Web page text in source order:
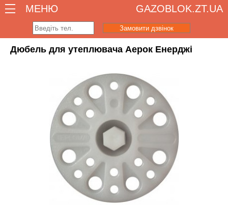
МЕНЮ GAZOBLOK.ZT.UA
Замовити дзвінок
Дюбель для утеплювача Аерок Енерджі